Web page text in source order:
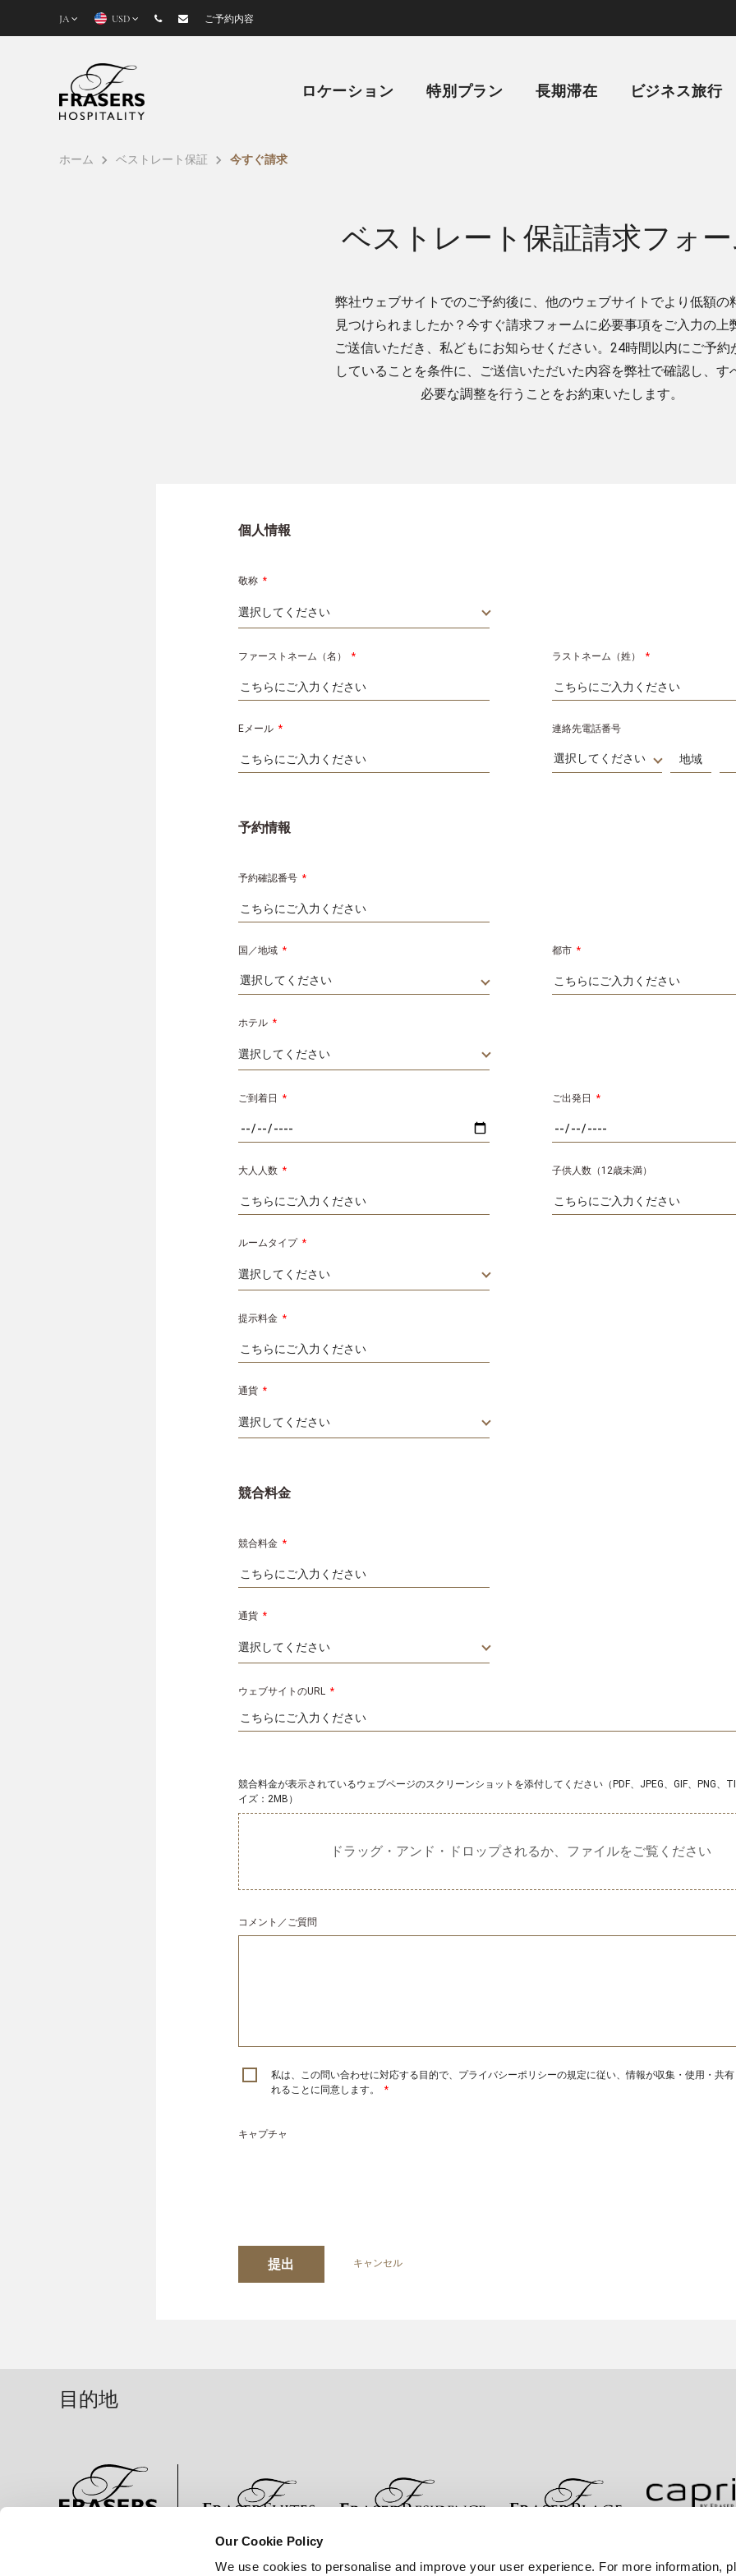
Our Cookie Policy
We use cookies to personalise and improve your user experience. For more information,
JA USD ご予約内容
ロケーション 特別プラン 長期滞在 ビジネス旅行
ホーム ベストレート保証 今すぐ請求
ベストレート保証請求フォ
弊社ウェブサイトでのご予約後に、他のウェブサイトでより低額の
見つけられましたか？今すぐ請求フォームに必要事項をご入力の上
ご送信いただき、私どもにお知らせください。24時間以内にご予約
していることを条件に、ご送信いただいた内容を弊社で確認し、す
必要な調整を行うことをお約束いたします。
個人情報
敬称 *
ファーストネーム（名） * ラストネーム（姓） *
Eメール * 連絡先電話番号
選択してください
予約情報
予約確認番号 *
国／地域 *
選択してください
都市 *
ホテル *
ご到着日 * ご出発日 *
大人人数 * 子供人数（12歳未満）
ルームタイプ *
提示料金 *
通貨 *
競合料金
競合料金 *
通貨 *
ウェブサイトのURL *
競合料金が表示されているウェブページのスクリーンショットを添付してください（PDF、JPEG、GIF、PNG、
イズ：2MB）
ドラッグ・アンド・ドロップされるか、ファイルをご覧ください
コメント／ご質問
私は、この問い合わせに対応する目的で、プライバシーポリシーの規定に従い、情報が収集・使用・共
れることに同意します。
*
キャプチャ
提出 キャンセル
目的地
事業展開 キャリア お問い合わせ ベストレート保証 プライバシーポリ